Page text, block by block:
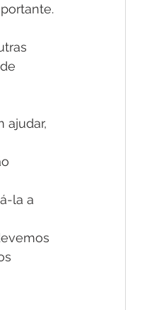
ajudar,
la a